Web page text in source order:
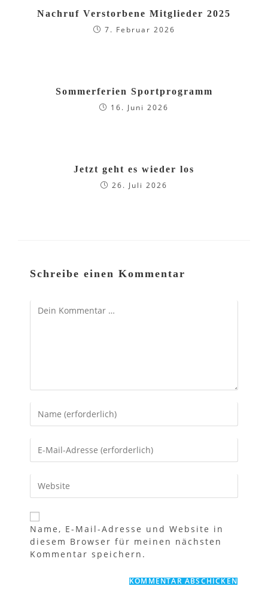
Nachruf Verstorbene Mitglieder 2025
7. Februar 2026
Sommerferien Sportprogramm
16. Juni 2026
Jetzt geht es wieder los
26. Juli 2026
Schreibe einen Kommentar
Kommentar
deinen
oder
Benutzernamen
Kommentieren
ein
deine
Mail-
Kommentieren
ein
deine
ein
(optional)
Name, E-Mail-Adresse und Website in
diesem Browser für meinen nächsten
Kommentar speichern.